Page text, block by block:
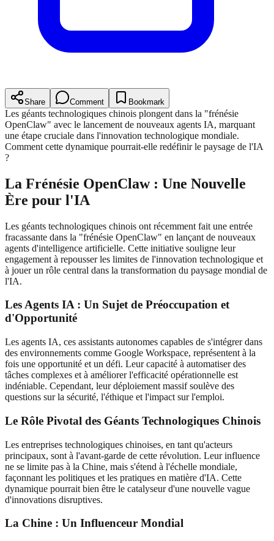
Share Comment Bookmark
Les géants technologiques chinois plongent dans la "frénésie
OpenClaw" avec le lancement de nouveaux agents IA, marquant
une étape cruciale dans l'innovation technologique mondiale.
Comment cette dynamique pourrait-elle redéfinir le paysage de l'IA
?
La Frénésie OpenClaw : Une Nouvelle
Ère pour l'IA
Les géants technologiques chinois ont récemment fait une entrée
fracassante dans la "frénésie OpenClaw" en lançant de nouveaux
agents d'intelligence artificielle. Cette initiative souligne leur
engagement à repousser les limites de l'innovation technologique et
à jouer un rôle central dans la transformation du paysage mondial de
l'IA.
Les Agents IA : Un Sujet de Préoccupation et
d'Opportunité
Les agents IA, ces assistants autonomes capables de s'intégrer dans
des environnements comme Google Workspace, représentent à la
fois une opportunité et un défi. Leur capacité à automatiser des
tâches complexes et à améliorer l'efficacité opérationnelle est
indéniable. Cependant, leur déploiement massif soulève des
questions sur la sécurité, l'éthique et l'impact sur l'emploi.
Le Rôle Pivotal des Géants Technologiques Chinois
Les entreprises technologiques chinoises, en tant qu'acteurs
principaux, sont à l'avant-garde de cette révolution. Leur influence
ne se limite pas à la Chine, mais s'étend à l'échelle mondiale,
façonnant les politiques et les pratiques en matière d'IA. Cette
dynamique pourrait bien être le catalyseur d'une nouvelle vague
d'innovations disruptives.
La Chine : Un Influenceur Mondial